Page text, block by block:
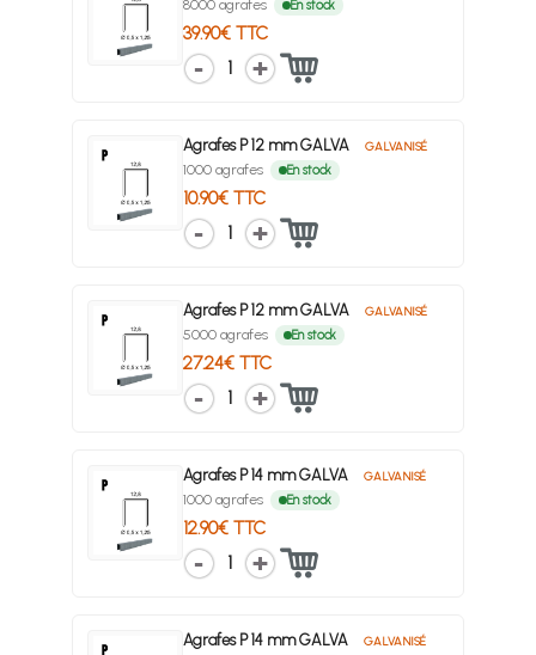
8000 agrafes En stock
39.90€ TTC
1
Agrafes P 12 mm GALVA GALVANISÉ
1000 agrafes En stock
10.90€ TTC
1
Agrafes P 12 mm GALVA GALVANISÉ
5000 agrafes En stock
27.24€ TTC
1
Agrafes P 14 mm GALVA GALVANISÉ
1000 agrafes En stock
12.90€ TTC
1
Agrafes P 14 mm GALVA GALVANISÉ